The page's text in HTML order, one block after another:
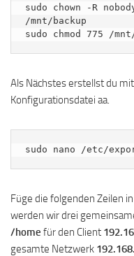
sudo chown -R
/mnt/backup
sudo chmod 775 /
Als Nächstes erstellst du
Konfigurationsdatei aa.
sudo nano /etc/
Füge die folgenden Zeilen
werden wir drei
/home für den Client
gesamte Netzwerk